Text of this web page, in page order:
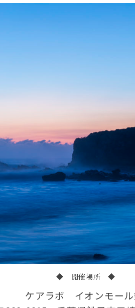
◆ 開催場所 ◆
ケアラボ イオンモー